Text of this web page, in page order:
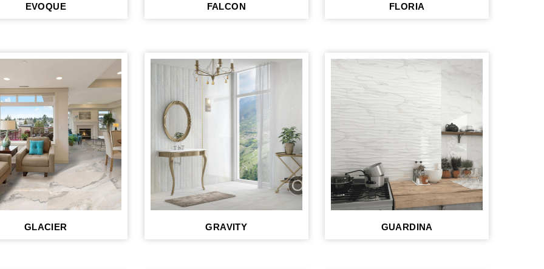
EVOQUE FALCON FLORIA
GLACIER GRAVITY GUARDINA